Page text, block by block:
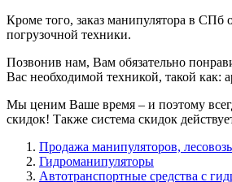
Кроме того, заказ манипулятора в СПб
погрузочной техники.
Позвонив нам, Вам обязательно
Вас необходимой техникой, такой как:
Мы ценим Ваше время – и поэтому
скидок! Также система скидок
Продажа манипуляторов,
Гидроманипуляторы
Автотранспортные средства с